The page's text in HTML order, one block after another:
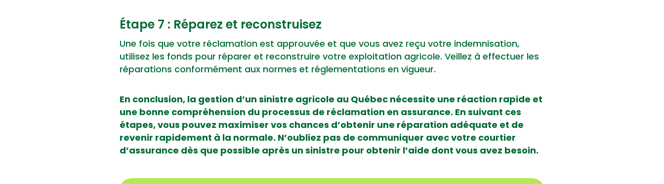
Étape 7 : Réparez et reconstruisez
Une fois que votre réclamation est approuvée et que vous avez reçu votre indemnisation,
utilisez les fonds pour réparer et reconstruire votre exploitation agricole. Veillez à effectuer les
réparations conformément aux normes et réglementations en vigueur.
En conclusion, la gestion d’un sinistre agricole au Québec nécessite une réaction rapide et
une bonne compréhension du processus de réclamation en assurance. En suivant ces
étapes, vous pouvez maximiser vos chances d’obtenir une réparation adéquate et de
revenir rapidement à la normale. N’oubliez pas de communiquer avec votre courtier
d’assurance dès que possible après un sinistre pour obtenir l’aide dont vous avez besoin.